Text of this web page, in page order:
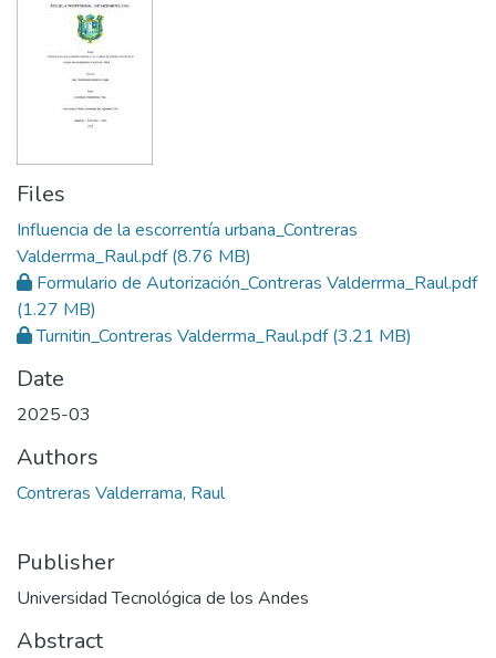
Files
Influencia de la escorrentía urbana_Contreras
Valderrma_Raul.pdf(8.76 MB)
Formulario de Autorización_Contreras Valderrma_Raul.pdf
(1.27 MB)
Turnitin_Contreras Valderrma_Raul.pdf(3.21 MB)
Date
2025-03
Authors
Contreras Valderrama, Raul
Publisher
Universidad Tecnológica de los Andes
Abstract